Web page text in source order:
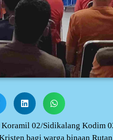
Koramil 02/Sidikalang Kodim
bagi warga binaan